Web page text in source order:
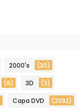
2000's (30)
(6) 3D (3)
Capa DVD (2392)